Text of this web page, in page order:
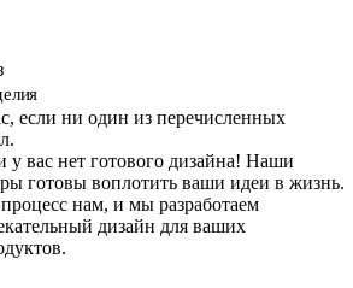
если ни один из перечисленных
у вас нет готового дизайна! Наши
готовы воплотить ваши идеи в жизнь.
нам, и мы разработаем
дизайн для ваших